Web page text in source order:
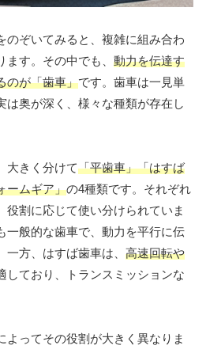
のぞいてみると、複雑に組み合わ
す。その中でも、 動力を伝達す
のが「歯車」です。歯車は一見単
は奥が深く、様々な種類が存在し
大きく分けて「平歯車」「はすば
ームギア」の4種類です。それぞれ
役割に応じて使い分けられていま
一般的な歯車で、動力を平行に伝
方、はすば歯車は、 高速回転や
しており、トランスミッションな
よってその役割が大きく異なりま